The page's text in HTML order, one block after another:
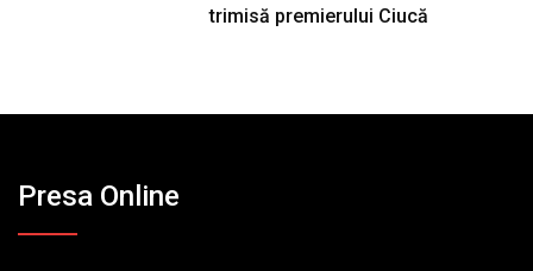
trimisă premierului Ciucă
Presa Online